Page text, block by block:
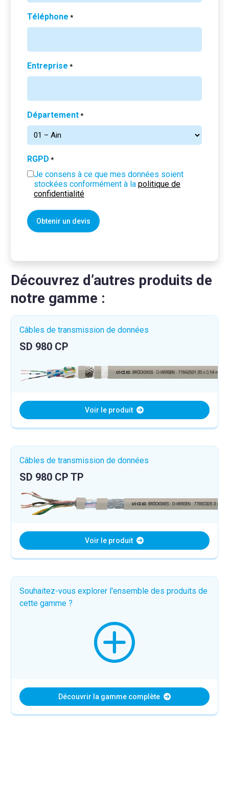
Téléphone *
Entreprise *
Département *
RGPD *
Je consens à ce que mes données soient
stockées conformément à la politique de
confidentialité
Découvrez d’autres produits de
notre gamme :
Câbles de transmission de données
SD 980 CP
Voir le produit
Câbles de transmission de données
SD 980 CP TP
Voir le produit
Souhaitez-vous explorer l'ensemble des produits de
cette gamme ?
Découvrir la gamme complète